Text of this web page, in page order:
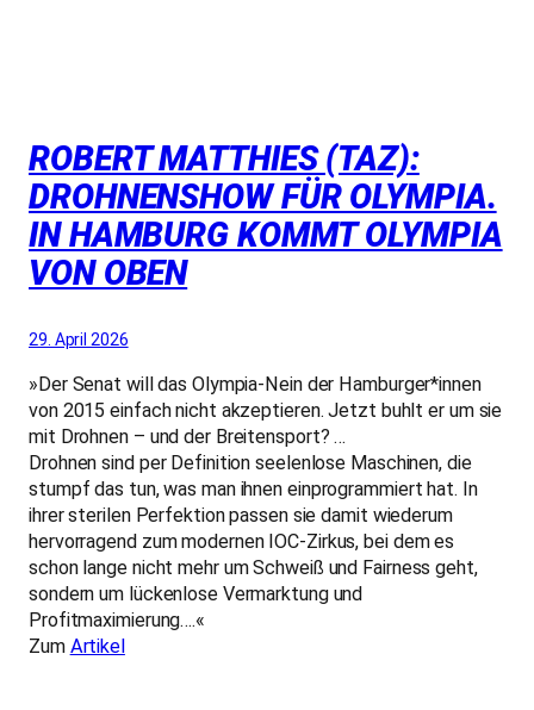
ROBERT MATTHIES (TAZ):
DROHNENSHOW FÜR OLYMPIA.
IN HAMBURG KOMMT OLYMPIA
VON OBEN
29. April 2026
»Der Senat will das Olympia-Nein der Ham­bur­ge­r*in­nen
von 2015 einfach nicht akzeptieren. Jetzt buhlt er um sie
mit Drohnen – und der Breitensport? …
Drohnen sind per Definition seelenlose Maschinen, die
stumpf das tun, was man ihnen einprogrammiert hat. In
ihrer sterilen Perfektion passen sie damit wiederum
hervorragend zum modernen IOC-Zirkus, bei dem es
schon lange nicht mehr um Schweiß und Fairness geht,
sondern um lückenlose Vermarktung und
Profitmaximierung….«
Zum Artikel